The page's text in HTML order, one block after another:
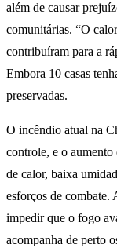
além de causar
comunitárias. “O
contribuíram para a
Embora 10 casas
preservadas.
O incêndio atual na
controle, e o
de calor, baixa
esforços de combate.
impedir que o fogo
acompanha de perto